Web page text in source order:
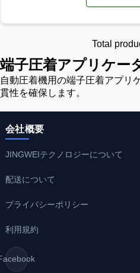
Total
端子圧着アプリケー
自動圧着機用の端子圧着アプリ
貫性を確保します。
会社概要
JINGWEIテクノロジーについて
配送について
プライバシーポリシー
利用規約